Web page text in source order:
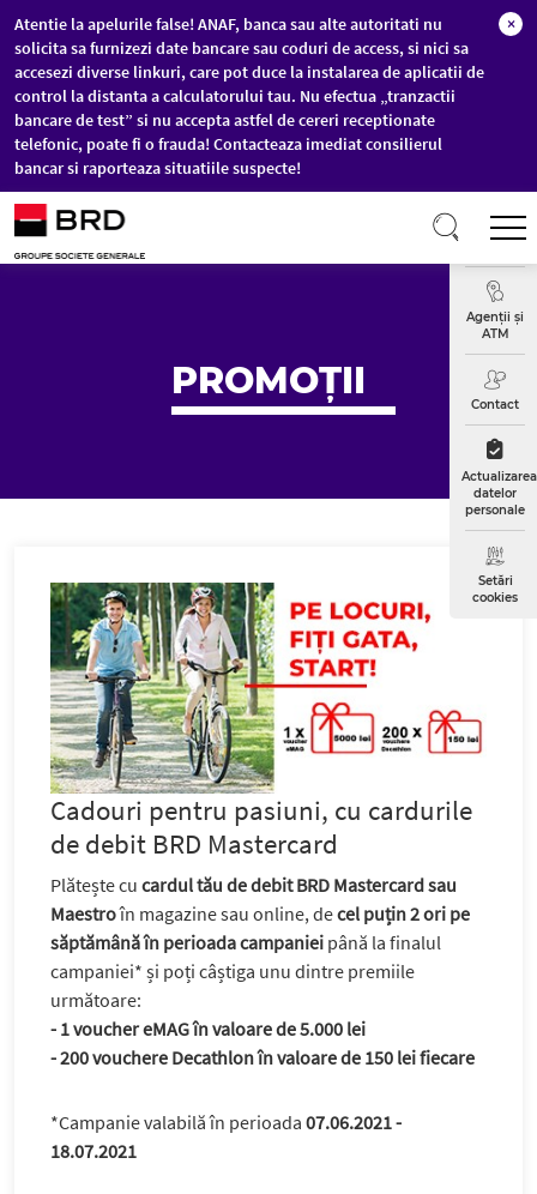
Sari la conținutul principal
Atentie la apelurile false! ANAF, banca sau alte autoritati nu
solicita sa furnizezi date bancare sau coduri de access, si nici sa
accesezi diverse linkuri, care pot duce la instalarea de aplicatii de
control la distanta a calculatorului tau. Nu efectua „tranzactii
bancare de test” si nu accepta astfel de cereri receptionate
telefonic, poate fi o frauda! Contacteaza imediat consilierul
bancar si raporteaza situatiile suspecte!
×
Curs
Agenții și
ATM
Contact
Actualizarea
datelor
personale
Setări
cookies
PROMOȚII
Cadouri pentru pasiuni, cu cardurile
de debit BRD Mastercard
Plătește cu cardul tău de debit BRD Mastercard sau
Maestroîn magazine sau online, decel puțin 2 ori pe
săptămână în perioada campaniei până la finalul
campaniei* și poți câștiga unu dintre premiile
următoare:
- 1 voucher eMAG în valoare de 5.000 lei
- 200 vouchere Decathlon în valoare de 150 lei fiecare
*Campanie valabilă în perioada 07.06.2021 -
18.07.2021